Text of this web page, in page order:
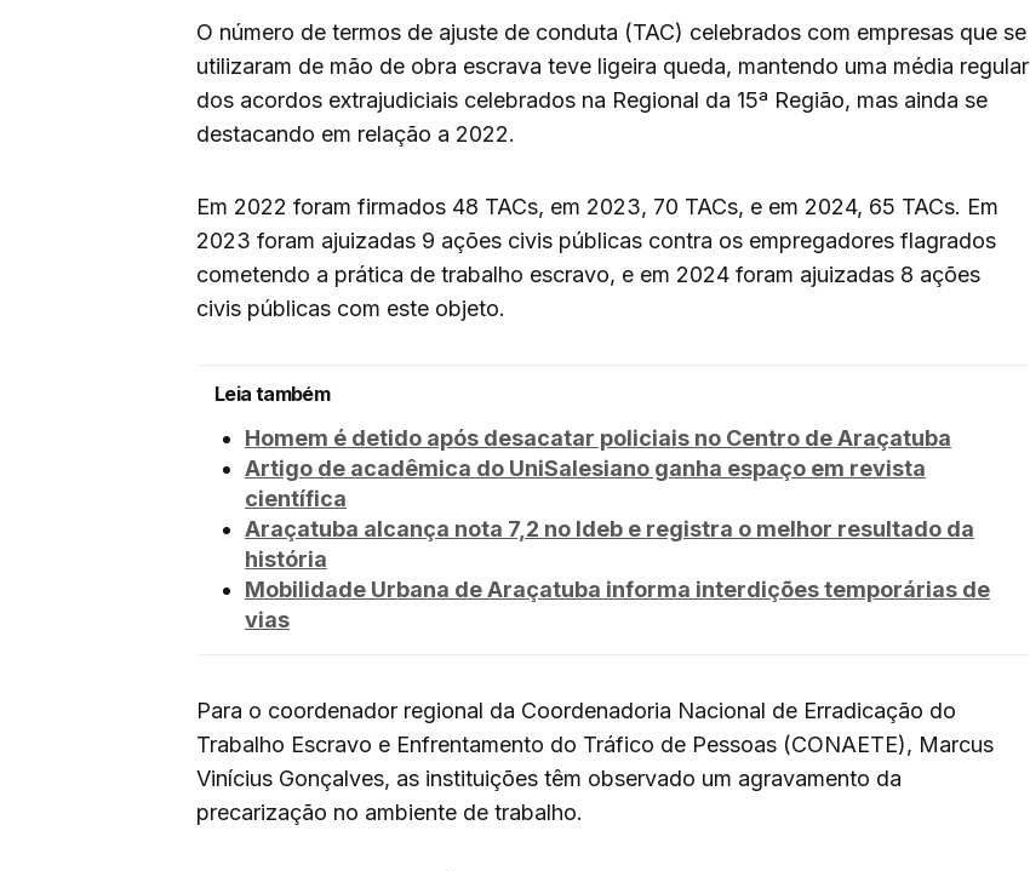
O número de termos de ajuste de conduta (TAC) celebrados com empresas que se
utilizaram de mão de obra escrava teve ligeira queda, mantendo uma média regular
dos acordos extrajudiciais celebrados na Regional da 15ª Região, mas ainda se
destacando em relação a 2022.
Em 2022 foram firmados 48 TACs, em 2023, 70 TACs, e em 2024, 65 TACs. Em
2023 foram ajuizadas 9 ações civis públicas contra os empregadores flagrados
cometendo a prática de trabalho escravo, e em 2024 foram ajuizadas 8 ações
civis públicas com este objeto.
Leia também
Homem é detido após desacatar policiais no Centro de Araçatuba
Artigo de acadêmica do UniSalesiano ganha espaço em revista
científica
Araçatuba alcança nota 7,2 no Ideb e registra o melhor resultado da
história
Mobilidade Urbana de Araçatuba informa interdições temporárias de
vias
Para o coordenador regional da Coordenadoria Nacional de Erradicação do
Trabalho Escravo e Enfrentamento do Tráfico de Pessoas (CONAETE), Marcus
Vinícius Gonçalves, as instituições têm observado um agravamento da
precarização no ambiente de trabalho.